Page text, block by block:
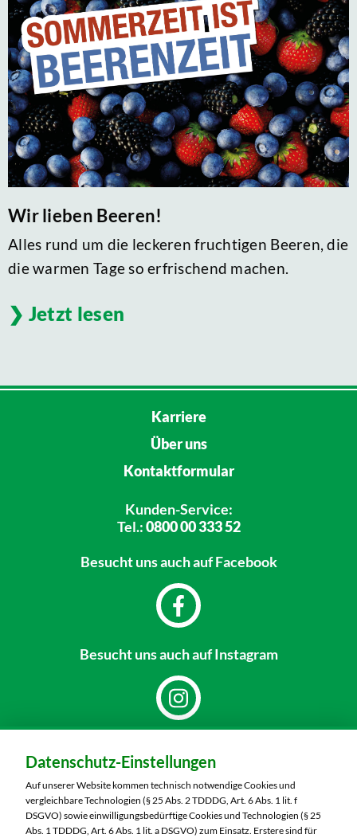
Wir lieben Beeren!
Alles rund um die leckeren fruchtigen Beeren, die
die warmen Tage so erfrischend machen.
Jetzt lesen
Karriere
Über uns
Kontaktformular
Kunden-Service:
Tel.:0800 00 333 52
Besucht unsauch auf Facebook
Besucht unsauch auf Instagram
MARKTKAUF Schweinfurt
Carl-Benz-Straße 7
97424 Schweinfurt
Telefon:09721 77040
Datenschutz-Einstellungen
Auf unserer Website kommen technisch notwendige Cookies und
vergleichbare Technologien (§ 25 Abs. 2 TDDDG, Art. 6 Abs. 1 lit. f
DSGVO) sowie einwilligungsbedürftige Cookies und Technologien (§ 25
Abs. 1 TDDDG, Art. 6 Abs. 1 lit. a DSGVO) zum Einsatz. Erstere sind für